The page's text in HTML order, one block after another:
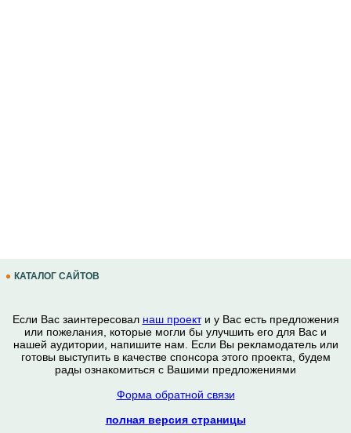
КАТАЛОГ САЙТОВ
Если Вас заинтересовал наш проекти у Вас есть предложения
или пожелания, которые могли бы улучшить его для Вас и
нашей аудитории, напишите нам. Если Вы рекламодатель или
готовы выступить в качестве спонсора этого проекта, будем
рады ознакомиться с Вашими предложениями
Форма обратной связи
полная версия страницы